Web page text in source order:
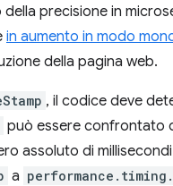
precisione in
in aumento in modo
della pagina web.
, il codice deve
può essere confrontato
assoluto di
a